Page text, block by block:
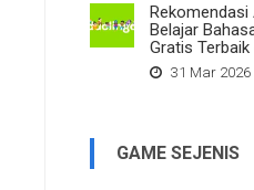
Rekomendasi
Belajar
Gratis
31 Mar 2026
GAME SEJENIS